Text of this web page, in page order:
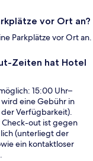
vor Ort an?
Parkplätze vor Ort an.
Zeiten hat Hotel
15:00 Uhr–
eine Gebühr in
Verfügbarkeit).
Check-out ist gegen
(unterliegt der
ein kontaktloser